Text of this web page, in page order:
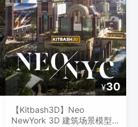
¥30
【Kitbash3D】Neo
NewYork 3D 建筑场景模型资